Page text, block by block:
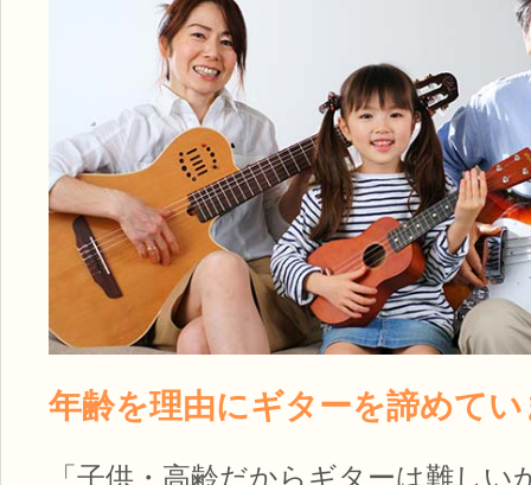
年齢を理由にギターを諦めて
「子供・高齢だからギターは難しい